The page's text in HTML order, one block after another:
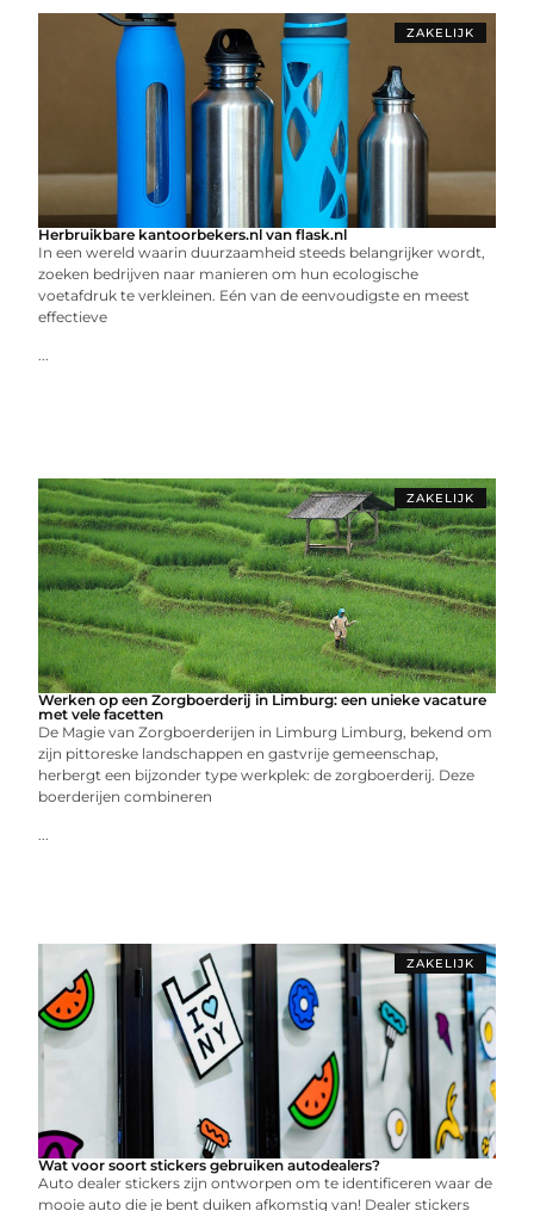
ZAKELIJK
Herbruikbare kantoorbekers.nl van flask.nl
In een wereld waarin duurzaamheid steeds belangrijker wordt,
zoeken bedrijven naar manieren om hun ecologische
voetafdruk te verkleinen. Eén van de eenvoudigste en meest
effectieve
...
ZAKELIJK
Werken op een Zorgboerderij in Limburg: een unieke vacature
met vele facetten
De Magie van Zorgboerderijen in Limburg Limburg, bekend om
zijn pittoreske landschappen en gastvrije gemeenschap,
herbergt een bijzonder type werkplek: de zorgboerderij. Deze
boerderijen combineren
...
ZAKELIJK
Wat voor soort stickers gebruiken autodealers?
Auto dealer stickers zijn ontworpen om te identificeren waar de
mooie auto die je bent duiken afkomstig van! Dealer stickers